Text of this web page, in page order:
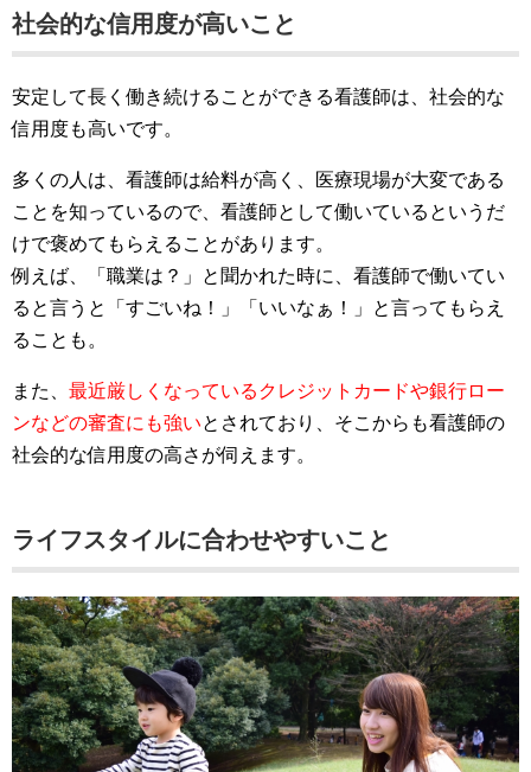
社会的な信用度が高いこと
安定して長く働き続けることができる看護師は、社会的な
信用度も高いです。
多くの人は、看護師は給料が高く、医療現場が大変である
ことを知っているので、看護師として働いているというだ
けで褒めてもらえることがあります。
例えば、「職業は？」と聞かれた時に、看護師で働いてい
ると言うと「すごいね！」「いいなぁ！」と言ってもらえ
ることも。
また、 最近厳しくなっているクレジットカードや銀行ロー
ンなどの審査にも強いとされており、そこからも看護師の
社会的な信用度の高さが伺えます。
ライフスタイルに合わせやすいこと